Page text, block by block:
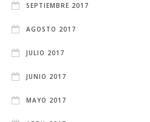
SEPTIEMBRE 2017
AGOSTO 2017
JULIO 2017
JUNIO 2017
MAYO 2017